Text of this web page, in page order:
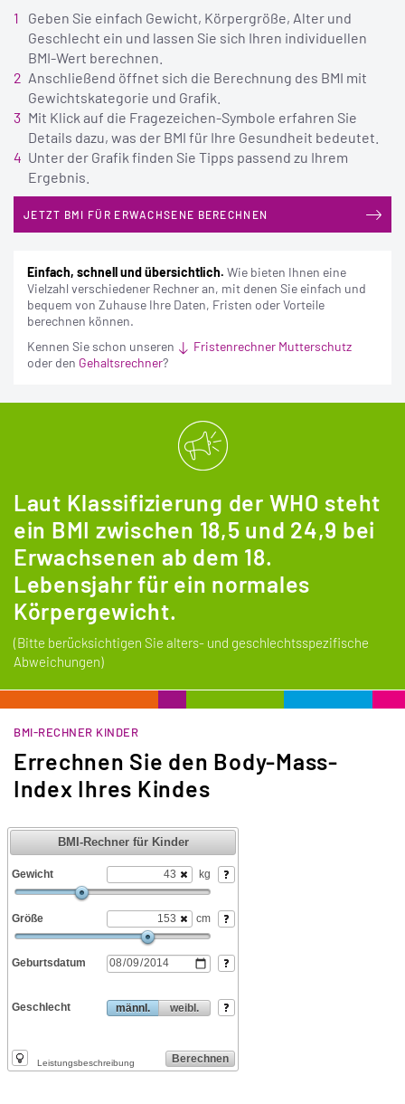
Geben Sie einfach Gewicht, Körpergröße, Alter und
Geschlecht ein und lassen Sie sich Ihren individuellen
BMI-Wert berechnen.
Anschließend öffnet sich die Berechnung des BMI mit
Gewichtskategorie und Grafik.
Mit Klick auf die Fragezeichen-Symbole erfahren Sie
Details dazu, was der BMI für Ihre Gesundheit bedeutet.
Unter der Grafik finden Sie Tipps passend zu Ihrem
Ergebnis.
JETZT BMI FÜR ERWACHSENE BERECHNEN
Einfach, schnell und übersichtlich. Wie bieten Ihnen eine
Vielzahl verschiedener Rechner an, mit denen Sie einfach und
bequem von Zuhause Ihre Daten, Fristen oder Vorteile
berechnen können.
Kennen Sie schon unseren
Fristenrechner Mutterschutz
oder den Gehaltsrechner?
Laut Klassifizierung der WHO steht
ein BMI zwischen 18,5 und 24,9 bei
Erwachsenen ab dem 18.
Lebensjahr für ein normales
Körpergewicht.
(Bitte berücksichtigen Sie alters- und geschlechtsspezifische
Abweichungen)
BMI-RECHNER KINDER
Errechnen Sie den Body-Mass-
Index Ihres Kindes